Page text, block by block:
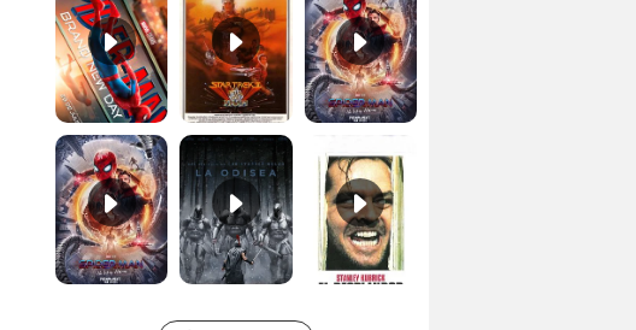
Tráiler 'Spider-Man: No Way Home' La Odisea Tráiler (3) El resplandor Tráiler